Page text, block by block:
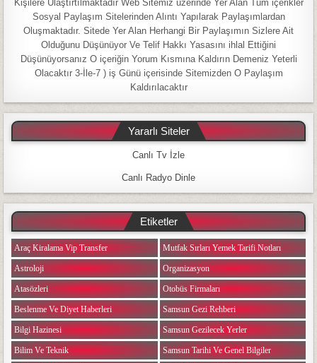
Kişilere Ulaştırtılmaktadır Web Sitemiz üzerinde Yer Alan Tüm içerikler
Sosyal Paylaşım Sitelerinden Alıntı Yapılarak Paylaşımlardan
Oluşmaktadır. Sitede Yer Alan Herhangi Bir Paylaşımın Sizlere Ait
Olduğunu Düşünüyor Ve Telif Hakkı Yasasını ihlal Ettiğini
Düşünüyorsanız O içeriğin Yorum Kısmına Kaldırın Demeniz Yeterli
Olacaktır 3-İle-7 ) iş Günü içerisinde Sitemizden O Paylaşım
Kaldırılacaktır
Yararlı Siteler
Canlı Tv İzle
Canlı Radyo Dinle
Etiketler
Araç Kiralama Vip Transfer
Astroloji
Atasözleri
Beslenme Ve Diyet Haberleri
Bilgi Hazinesi
Bilim Ve Teknik
Mutfak Sırları Yemek Tarifi Notları
Organizasyon
Otobüs Firmaları
Samsun Gezi Rehberi
Samsun Gezilecek Yerler
Samsun Tarihi Ve Genel Bilgiler